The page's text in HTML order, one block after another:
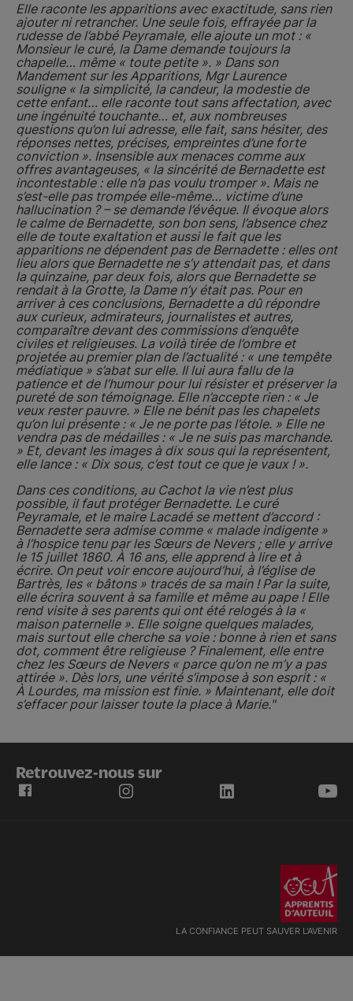
Elle raconte les apparitions avec exactitude, sans rien
ajouter ni retrancher. Une seule fois, effrayée par la
rudesse de l’abbé Peyramale, elle ajoute un mot : «
Monsieur le curé, la Dame demande toujours la
chapelle… même « toute petite ». » Dans son
Mandement sur les Apparitions, Mgr Laurence
souligne « la simplicité, la candeur, la modestie de
cette enfant… elle raconte tout sans affectation, avec
une ingénuité touchante… et, aux nombreuses
questions qu’on lui adresse, elle fait, sans hésiter, des
réponses nettes, précises, empreintes d’une forte
conviction ». Insensible aux menaces comme aux
offres avantageuses, « la sincérité de Bernadette est
incontestable : elle n’a pas voulu tromper ». Mais ne
s’est-elle pas trompée elle-même… victime d’une
hallucination ? – se demande l’évêque. Il évoque alors
le calme de Bernadette, son bon sens, l’absence chez
elle de toute exaltation et aussi le fait que les
apparitions ne dépendent pas de Bernadette : elles ont
lieu alors que Bernadette ne s’y attendait pas, et dans
la quinzaine, par deux fois, alors que Bernadette se
rendait à la Grotte, la Dame n’y était pas. Pour en
arriver à ces conclusions, Bernadette a dû répondre
aux curieux, admirateurs, journalistes et autres,
comparaître devant des commissions d’enquête
civiles et religieuses. La voilà tirée de l’ombre et
projetée au premier plan de l’actualité : « une tempête
médiatique » s’abat sur elle. Il lui aura fallu de la
patience et de l’humour pour lui résister et préserver la
pureté de son témoignage. Elle n’accepte rien : « Je
veux rester pauvre. » Elle ne bénit pas les chapelets
qu’on lui présente : « Je ne porte pas l’étole. » Elle ne
vendra pas de médailles : « Je ne suis pas marchande.
» Et, devant les images à dix sous qui la représentent,
elle lance : « Dix sous, c’est tout ce que je vaux ! ».
Dans ces conditions, au Cachot la vie n’est plus
possible, il faut protéger Bernadette. Le curé
Peyramale, et le maire Lacadé se mettent d’accord :
Bernadette sera admise comme « malade indigente »
à l’hospice tenu par les Sœurs de Nevers ; elle y arrive
le 15 juillet 1860. À 16 ans, elle apprend à lire et à
écrire. On peut voir encore aujourd’hui, à l’église de
Bartrès, les « bâtons » tracés de sa main ! Par la suite,
elle écrira souvent à sa famille et même au pape ! Elle
rend visite à ses parents qui ont été relogés à la «
maison paternelle ». Elle soigne quelques malades,
mais surtout elle cherche sa voie : bonne à rien et sans
dot, comment être religieuse ? Finalement, elle entre
chez les Sœurs de Nevers « parce qu’on ne m’y a pas
attirée ». Dès lors, une vérité s’impose à son esprit : «
À Lourdes, ma mission est finie. » Maintenant, elle doit
s’effacer pour laisser toute la place à Marie."
Retrouvez-nous sur
LA CONFIANCE PEUT SAUVER L'AVENIR